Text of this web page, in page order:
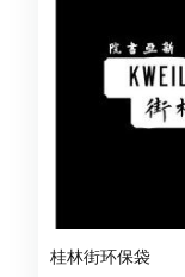
桂林街环保袋